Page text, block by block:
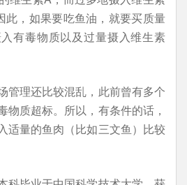
此，如果要吃鱼油，就要买质量
有毒物质以及过量摄入维生素
管理还比较混乱，此前曾有多个
物质超标。所以，有条件的话，
适量的鱼肉（比如三文鱼）比较